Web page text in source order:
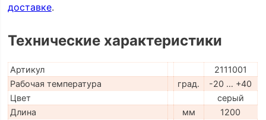
доставке.
Технические характеристики
Артикул
2111001
Рабочая температура
град.
-20 … +40
Цвет
серый
Длина
мм
1200